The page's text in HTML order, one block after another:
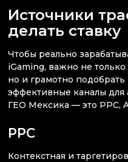
Источники
делать ставку
Чтобы реально
iGaming, важно не
но и грамотно
эффективные каналы
ГЕО Мексика — это PPC,
PPC
Контекстная и